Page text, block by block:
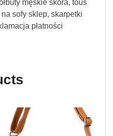
męskie skóra, tous
sofy sklep, skarpetki
płatności